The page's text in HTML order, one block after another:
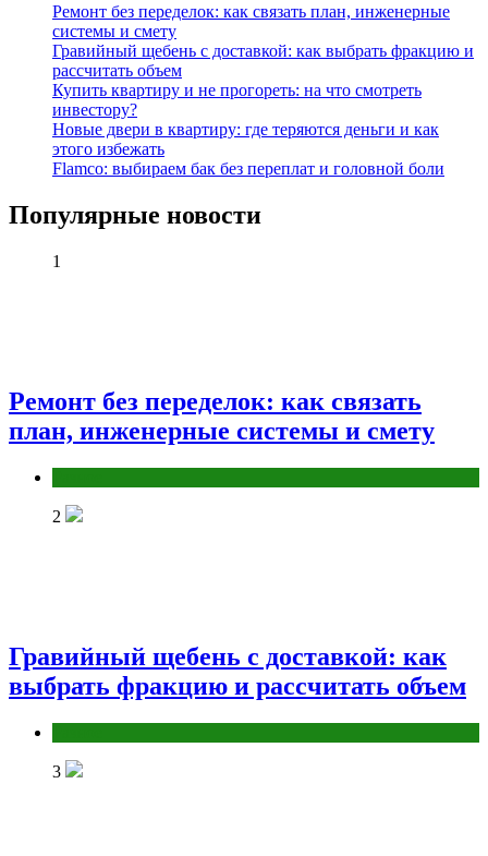
Ремонт без переделок: как связать план, инженерные
системы и смету
Гравийный щебень с доставкой: как выбрать фракцию и
рассчитать объем
Купить квартиру и не прогореть: на что смотреть
инвестору?
Новые двери в квартиру: где теряются деньги и как
этого избежать
Flamco: выбираем бак без переплат и головной боли
Популярные новости
1
Ремонт без переделок: как связать
план, инженерные системы и смету
2
Гравийный щебень с доставкой: как
выбрать фракцию и рассчитать объем
3